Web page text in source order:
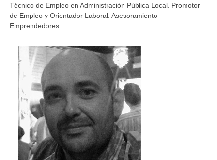
Técnico de Empleo en Administración Pública Local. Promotor
de Empleo y Orientador Laboral. Asesoramiento
Emprendedores